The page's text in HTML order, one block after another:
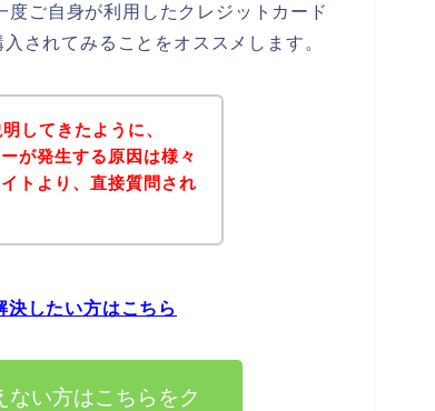
ご自身が利用したクレジットカード
されてみることをオススメします。
してきたように、
が発生する原因は様々
トより、直接質問され
したい方はこちら
い方はこちらをク